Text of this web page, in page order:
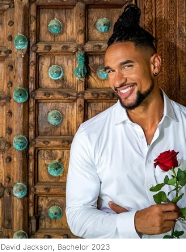
David Jackson, Bachelor 2023